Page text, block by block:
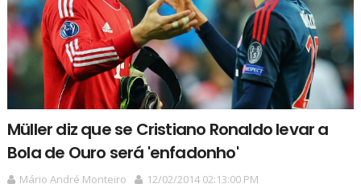
Müller diz que se Cristiano Ronaldo levar a
Bola de Ouro será 'enfadonho'
Mário André Monteiro
12/02/2014 02:13:00 PM